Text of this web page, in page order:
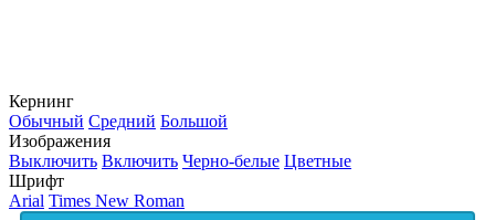
Кернинг
Обычный Средний Большой
Изображения
Выключить Включить Черно-белые Цветные
Шрифт
Arial Times New Roman